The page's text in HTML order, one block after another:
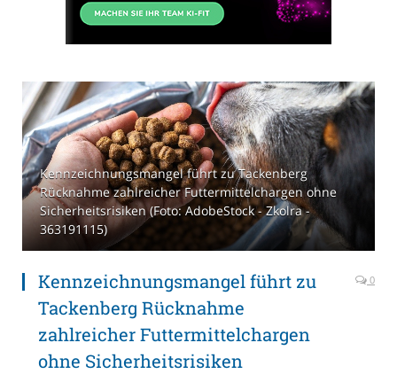
Kennzeichnungsmangel führt zu Tackenberg
Rücknahme zahlreicher Futtermittelchargen ohne
Sicherheitsrisiken (Foto: AdobeStock - Zkolra -
363191115)
Kennzeichnungsmangel führt zu
Tackenberg Rücknahme
zahlreicher Futtermittelchargen
ohne Sicherheitsrisiken
0